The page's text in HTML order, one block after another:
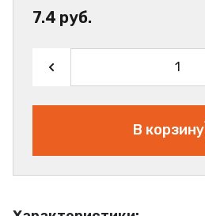
7.4 руб.
В корзину